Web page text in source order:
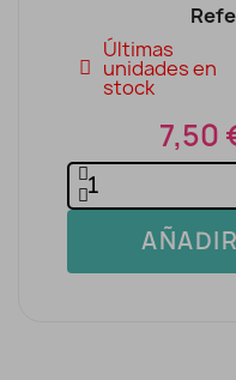
Últimas
unidades en
stock
7,50